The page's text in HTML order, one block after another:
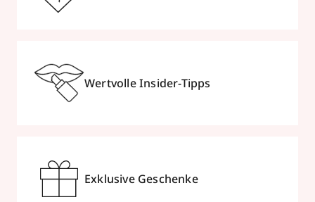
Wertvolle Insider-Tipps
Exklusive Geschenke